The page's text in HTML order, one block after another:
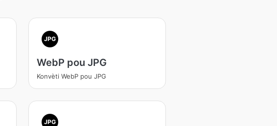
JPG
WebP pou JPG
Konvèti WebP pou JPG
JPG